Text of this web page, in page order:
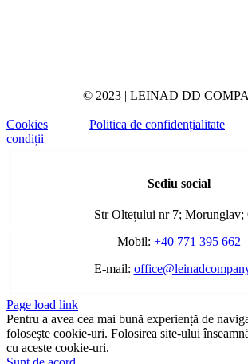
© 2023 | LEINAD DD
Cookies
Politica de confidențialitate
condiții
Sediu social
Str Oltețului nr 7; Morunglav;
Mobil: +40 771 395 662
E-mail:
Page load link
Pentru a avea cea mai bună experiență de
folosește cookie-uri. Folosirea site-ului
cu aceste cookie-uri.